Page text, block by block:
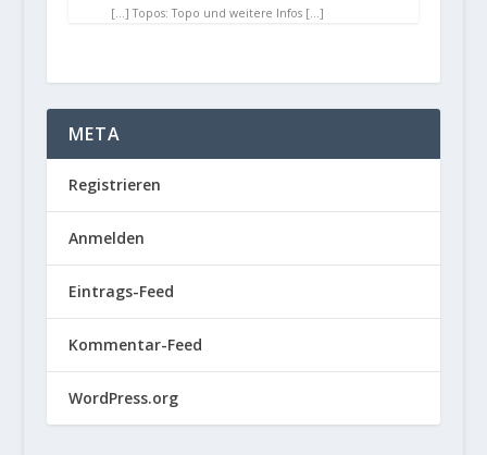
[…] Topos: Topo und weitere Infos […]
META
Registrieren
Anmelden
Eintrags-Feed
Kommentar-Feed
WordPress.org